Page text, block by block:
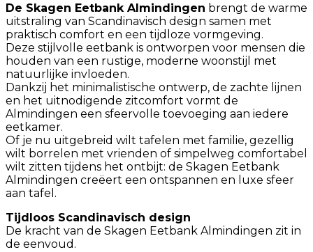
De Skagen Eetbank Almindingen brengt de warme
uitstraling van Scandinavisch design samen met
praktisch comfort en een tijdloze vormgeving.
Deze stijlvolle eetbank is ontworpen voor mensen die
houden van een rustige, moderne woonstijl met
natuurlijke invloeden.
Dankzij het minimalistische ontwerp, de zachte lijnen
en het uitnodigende zitcomfort vormt de
Almindingen een sfeervolle toevoeging aan iedere
eetkamer.
Of je nu uitgebreid wilt tafelen met familie, gezellig
wilt borrelen met vrienden of simpelweg comfortabel
wilt zitten tijdens het ontbijt: de Skagen Eetbank
Almindingen creëert een ontspannen en luxe sfeer
aan tafel.
Tijdloos Scandinavisch design
De kracht van de Skagen Eetbank Almindingen zit in
de eenvoud.